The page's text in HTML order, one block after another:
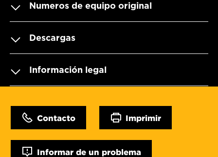
Numeros de equipo original
Descargas
Información legal
Contacto Imprimir
Informar de un problema